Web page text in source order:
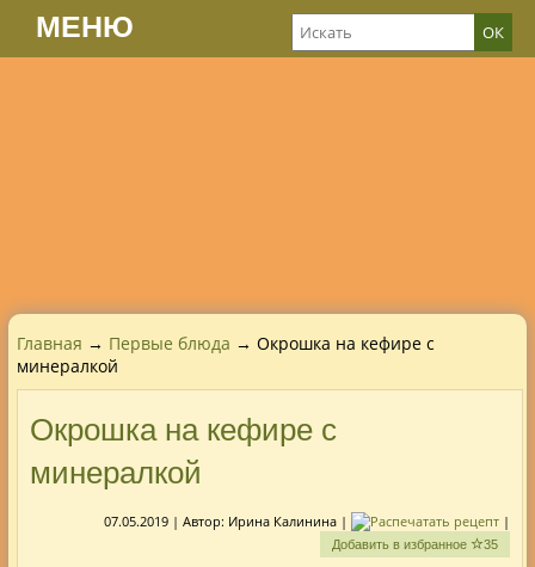
МЕНЮ
Главная → Первые блюда → Окрошка на кефире с
минералкой
Окрошка на кефире с
минералкой
07.05.2019 | Автор: Ирина Калинина| |
Добавить в избранное 35